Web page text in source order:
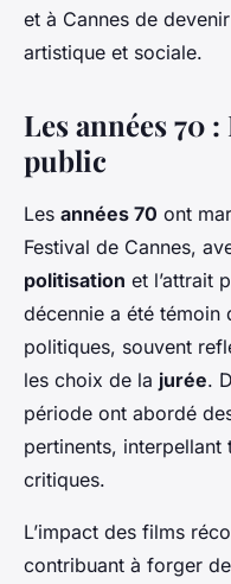
et à Cannes de
artistique et sociale.
Les années 70
public
Les années 70 ont
Festival de Cannes,
politisation et l’attrait
décennie a été témoin
politiques, souvent
les choix de la jurée.
période ont abordé
pertinents, interpellant
critiques.
L’impact des films
contribuant à forger